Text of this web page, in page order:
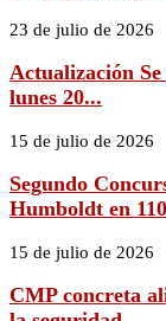
23 de julio de 2026
Actualización
lunes 20...
15 de julio de 2026
Segundo
Humboldt en
15 de julio de 2026
CMP concreta